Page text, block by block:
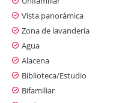
Vista panorámica
Zona de lavandería
Agua
Alacena
Biblioteca/Estudio
Bifamiliar